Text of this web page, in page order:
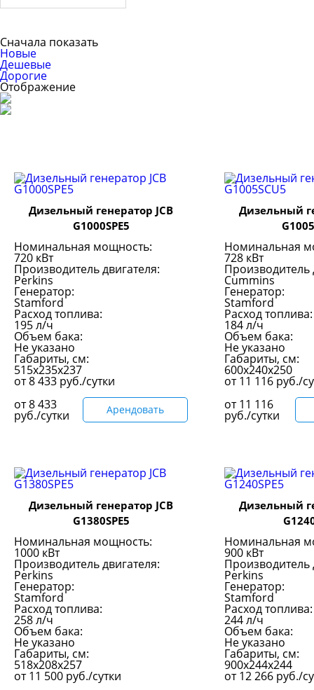
Сначала показать
Новые
Дешевые
Дорогие
Отображение
Дизельный генератор JCB
G1000SPE5
Номинальная мощность:
720 кВт
Производитель двигателя:
Perkins
Генератор:
Stamford
Расход топлива:
195 л/ч
Объем бака:
Не указано
Габариты, см:
515x235x237
от8 433 руб./сутки
от8 433
руб./сутки Арендовать
Дизельный
Номинальная
728 кВт
Производитель
Cummins
Генератор:
Stamford
Расход топлива:
184 л/ч
Объем бака:
Не указано
Габариты, см:
600x240x250
от11 116 руб./
от11 116
руб./сутки
Дизельный генератор JCB
G1380SPE5
Номинальная мощность:
1000 кВт
Производитель двигателя:
Perkins
Генератор:
Stamford
Расход топлива:
258 л/ч
Объем бака:
Не указано
Габариты, см:
518x208x257
от11 500 руб./сутки
Дизельный
Номинальная
900 кВт
Производитель
Perkins
Генератор:
Stamford
Расход топлива:
244 л/ч
Объем бака:
Не указано
Габариты, см:
900x244x244
от12 266 руб./